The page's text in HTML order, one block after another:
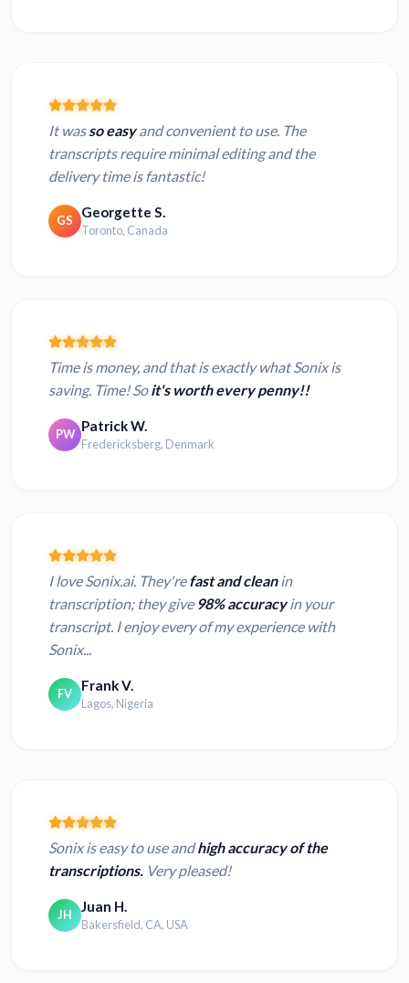
It wasso easyand convenient to use. The
transcripts require minimal editing and the
delivery time is fantastic!
GS Georgette S.
Toronto, Canada
Time is money, and that is exactly what Sonix is
saving. Time! Soit's worth every penny!!
PW Patrick W.
Fredericksberg, Denmark
I love Sonix.ai. They'refast and cleanin
transcription; they give 98% accuracyin your
transcript. I enjoy every of my experience with
Sonix...
FV Frank V.
Lagos, Nigeria
Sonix is easy to use andhigh accuracy of the
transcriptions. Very pleased!
JH Juan H.
Bakersfield, CA, USA